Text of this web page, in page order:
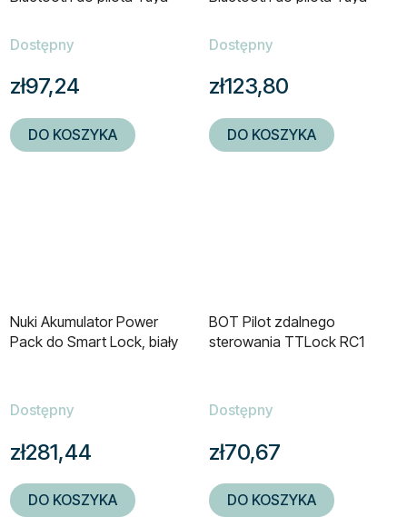
Dostępny
zł97,24
DO KOSZYKA
Dostępny
zł123,80
DO KOSZYKA
Nuki Akumulator Power
Pack do Smart Lock, biały
Dostępny
zł281,44
DO KOSZYKA
BOT Pilot zdalnego
sterowania TTLock RC1
Dostępny
zł70,67
DO KOSZYKA